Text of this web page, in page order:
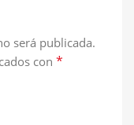
será publicada.
con *